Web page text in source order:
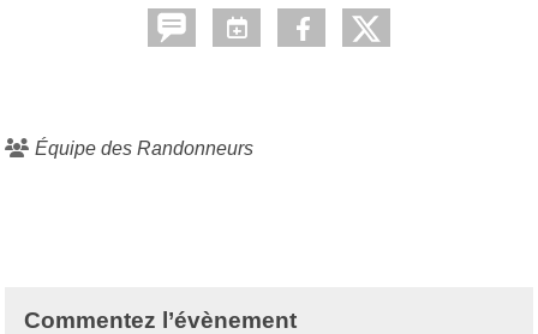
Équipe des Randonneurs
Commentez l’évènement